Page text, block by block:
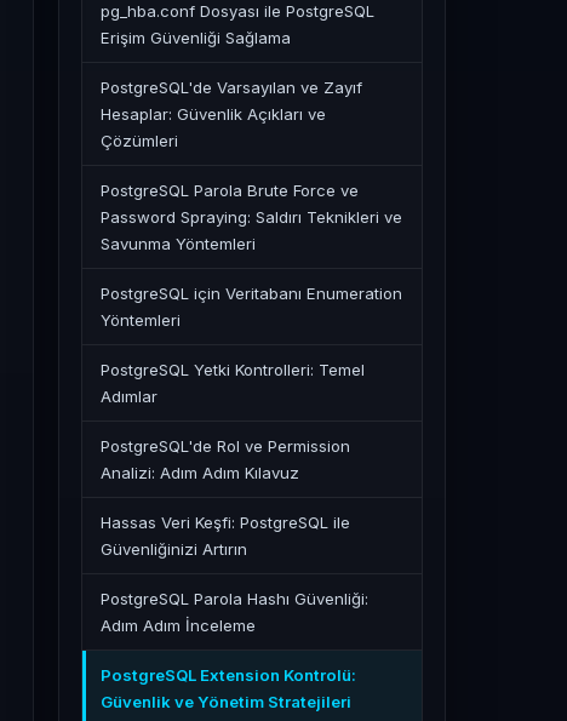
pg_hba.conf Dosyası ile PostgreSQL
Erişim Güvenliği Sağlama
PostgreSQL'de Varsayılan ve Zayıf
Hesaplar: Güvenlik Açıkları ve
Çözümleri
PostgreSQL Parola Brute Force ve
Password Spraying: Saldırı Teknikleri ve
Savunma Yöntemleri
PostgreSQL için Veritabanı Enumeration
Yöntemleri
PostgreSQL Yetki Kontrolleri: Temel
Adımlar
PostgreSQL'de Rol ve Permission
Analizi: Adım Adım Kılavuz
Hassas Veri Keşfi: PostgreSQL ile
Güvenliğinizi Artırın
PostgreSQL Parola Hashı Güvenliği:
Adım Adım İnceleme
PostgreSQL Extension Kontrolü:
Güvenlik ve Yönetim Stratejileri